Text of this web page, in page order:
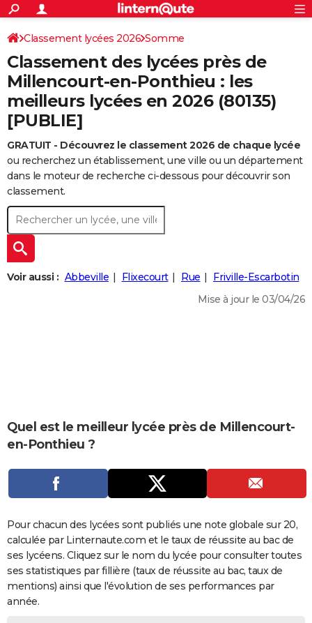
ACTUALITÉS
Politique
Société
Faits Divers
Education
Monde
Villes
+
SPORT
Coupe du monde 2026
Football
Tennis
Cyclisme
Rugby
Forum
CULTURE
Programme TV
TNT
Streaming
Cinéma
Sorties cinéma
Musique
+
FINANCE
Retraite
Impôts
Epargne
Immobilier
Risques naturels par ville
Banque
Assurance
Crédit
AUTO
Réserver un essai
Citadines
Berlines
Forum auto
HIGH-TECH
BRICOLAGE
Aménagement intérieur
Cuisine
Jardinage
+ WEEK-END
Guides de France
Escapades
Patrimoine
Expositions
Musées
Week-end nature
+
LIFESTYLE
SANTE
Carte de Noël
Carte Bonne année
Carte Saint-Valentin
Carte Pâques
Carte d'anniversaire
DICTIONNAIRE
Dictionnaire
Biographies
Citations
Expressions
Proverbes
PROGRAMME TV
COPAINS D'AVANT
S'inscrire
Se connecter
Lycées
Collèges
Primaires
Universités
Entreprises
Service militaire
Avis de recherche
AVIS DE DÉCÈS
FORUM
Bricolage
Lifestyle
Culture
Television
Voyage
Cinema
S'inscrire
Connexion
Classement lycées 2026 Somme
Classement des lycées près de
Millencourt-en-Ponthieu : les
meilleurs lycées en 2026 (80135)
[PUBLIE]
GRATUIT - Découvrez le classement 2026 de chaque lycée
ou recherchez un établissement, une ville ou un département
dans le moteur de recherche ci-dessous pour découvrir son
classement.
Voir aussi : Abbeville Flixecourt Rue
Friville-Escarbotin
Mise à jour le 03/04/26
Quel est le meilleur lycée près de Millencourt-
en-Ponthieu ?
Pour chacun des lycées sont publiés une note globale sur 20,
calculée par Linternaute.com et le taux de réussite au bac de
ses lycéens. Cliquez sur le nom du lycée pour consulter toutes
ses statistiques par fillière (taux de réussite au bac, taux de
mentions) ainsi que l'évolution de ses performances par
année.